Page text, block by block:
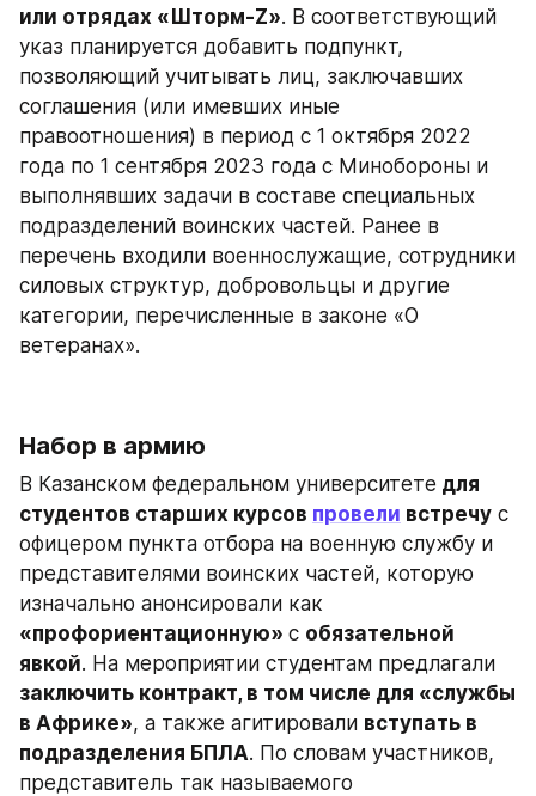
или отрядах «Шторм-Z». В соответствующий
указ планируется добавить подпункт,
позволяющий учитывать лиц, заключавших
соглашения (или имевших иные
правоотношения) в период с 1 октября 2022
года по 1 сентября 2023 года с Минобороны и
выполнявших задачи в составе специальных
подразделений воинских частей. Ранее в
перечень входили военнослужащие, сотрудники
силовых структур, добровольцы и другие
категории, перечисленные в законе «О
ветеранах».
Набор в армию
В Казанском федеральном университете для
студентов старших курсов провели встречу с
офицером пункта отбора на военную службу и
представителями воинских частей, которую
«профориентационную» с обязательной
явкой
заключить контракт, в том числе для «службы
в Африке», а также агитировали вступать в
подразделения БПЛА. По словам участников,
представитель так называемого